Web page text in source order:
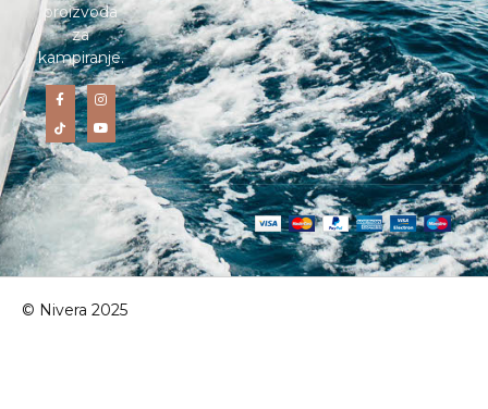
proizvoda
za
kampiranje.
© Nivera 2025